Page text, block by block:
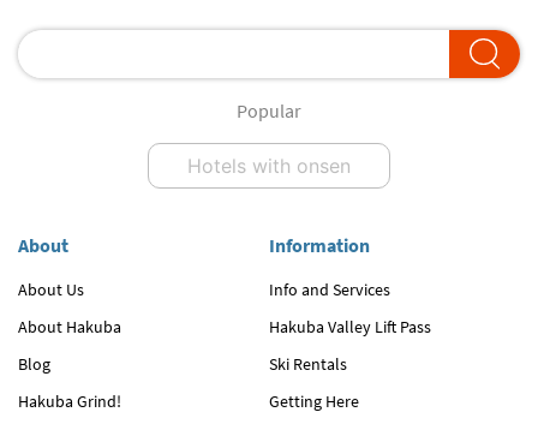
Popular
Hotels with onsen
About
About Us
About Hakuba
Blog
Hakuba Grind!
Information
Info and Services
Hakuba Valley Lift Pass
Ski Rentals
Getting Here